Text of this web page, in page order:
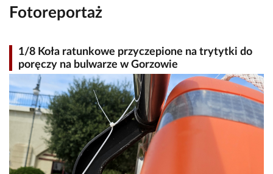
Fotoreportaż
1/8 Koła ratunkowe przyczepione na trytytki do
poręczy na bulwarze w Gorzowie